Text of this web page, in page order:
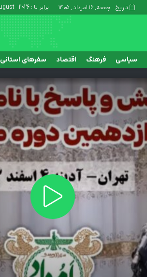
تاریخ : جمعه, ۱۶ امرداد , ۱۴۰۵ برابر با : Friday - 7 - August - 2026
سیاسی فرهنگ اقتصاد سفرهای استانی